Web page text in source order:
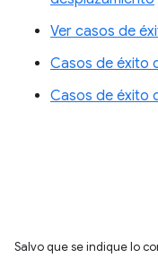
Ver casos de
Casos de éxito
Casos de éxito
Salvo que se indique lo